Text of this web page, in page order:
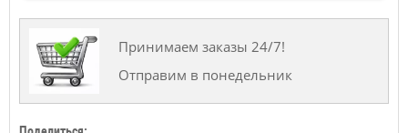
Принимаем заказы 24/7!
Отправим в понедельник